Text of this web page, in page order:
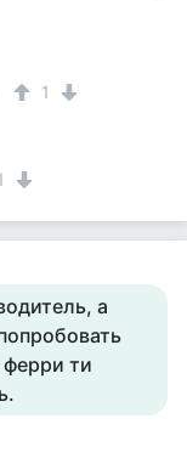
1
а
ти